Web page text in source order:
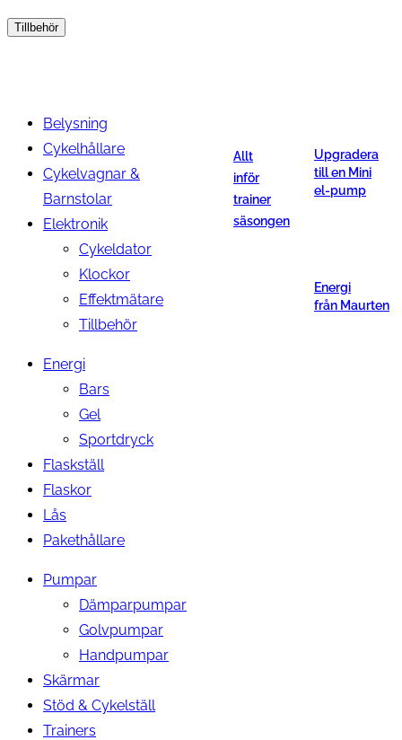
Tillbehör
Belysning
Cykelhållare
Cykelvagnar &
Barnstolar
Elektronik
Cykeldator
Klockor
Effektmätare
Tillbehör
Energi
Bars
Gel
Sportdryck
Flaskställ
Flaskor
Lås
Pakethållare
Pumpar
Dämparpumpar
Golvpumpar
Handpumpar
Skärmar
Stöd & Cykelställ
Trainers
Allt
inför
trainer
säsongen
Upgradera
till en Mini
el-pump
Energi
från Maurten